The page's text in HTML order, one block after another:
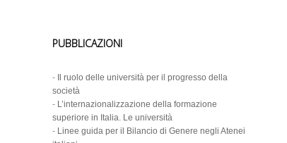
PUBBLICAZIONI
-
Il ruolo delle università per il progresso della
società
- L’internazionalizzazione della formazione
superiore in Italia. Le università
- Linee guida per il Bilancio di Genere negli Atenei